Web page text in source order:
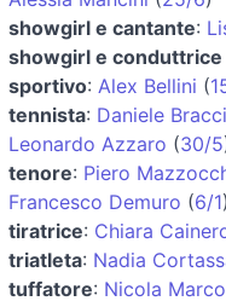
showgirl e cantante:
showgirl e
sportivo: Alex Bellini (
tennista: Daniele
Leonardo Azzaro (30/5
tenore: Piero
Francesco Demuro (6/1)
tiratrice: Chiara
triatleta: Nadia
tuffatore: Nicola